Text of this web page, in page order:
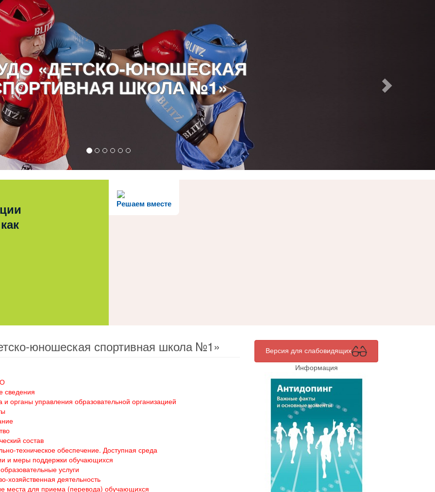
«ДЕТСКО-ЮНОШЕСКАЯ
ШКОЛА №1»
Решаем вместе
юношеская спортивная школа №1»
сведения
и органы управления образовательной организацией
состав
техническое обеспечение. Доступная среда
и меры поддержки обучающихся
услуги
хозяйственная деятельность
места для приема (перевода) обучающихся
Версия для слабовидящих
Информация